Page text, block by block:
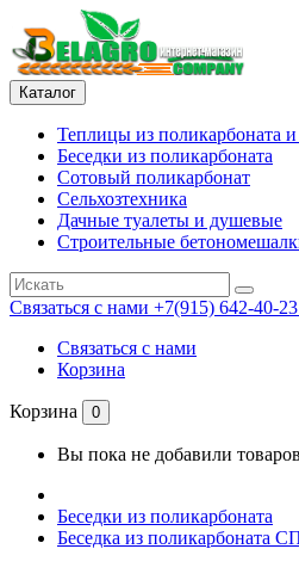
Каталог
Теплицы из поликарбоната
Беседки из поликарбоната
Сотовый поликарбонат
Сельхозтехника
Дачные туалеты и душевые
Строительные
Связаться с нами +7(915) 642-40-
Связаться с нами
Корзина
Корзина 0
Вы пока не добавили товаров
Беседки из поликарбоната
Беседка из поликарбоната